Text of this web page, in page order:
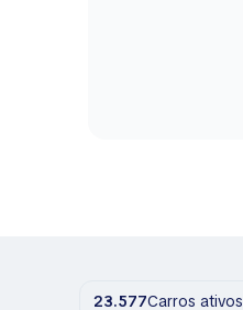
23.577Carros ativos